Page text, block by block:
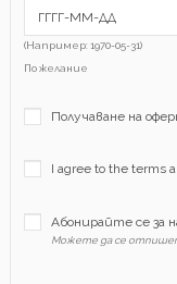
(Например: 1970-05-31)
По желание
Получаване на
I agree to the terms
Абонирайте се за
Можете да се